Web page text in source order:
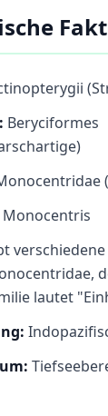
Beryciformes
Monocentris
lautet